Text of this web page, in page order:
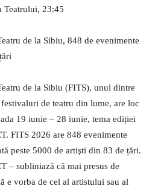
Teatrului, 23:45
de la Sibiu, 848 de evenimente
de la Sibiu (FITS), unul dintre
de teatru din lume, are loc
19 iunie – 28 iunie, tema ediției
FITS 2026 are 848 evenimente
peste 5000 de artişti din 83 de țări.
– subliniază că mai presus de
e vorba de cel al artistului sau al